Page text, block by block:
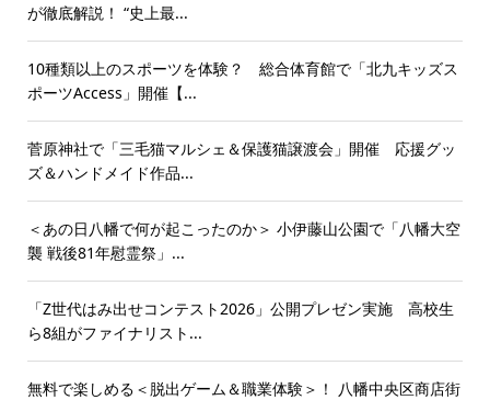
が徹底解説！ “史上最...
10種類以上のスポーツを体験？ 総合体育館で「北九キッズス
ポーツAccess」開催【...
菅原神社で「三毛猫マルシェ＆保護猫譲渡会」開催 応援グッ
ズ＆ハンドメイド作品...
＜あの日八幡で何が起こったのか＞ 小伊藤山公園で「八幡大空
襲 戦後81年慰霊祭」...
「Z世代はみ出せコンテスト2026」公開プレゼン実施 高校生
ら8組がファイナリスト...
無料で楽しめる＜脱出ゲーム＆職業体験＞！ 八幡中央区商店街